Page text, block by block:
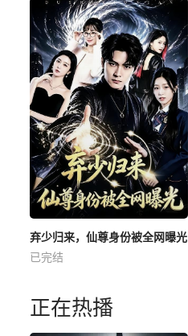
弃少归来，仙尊身份被全网曝光
已完结
正在热播